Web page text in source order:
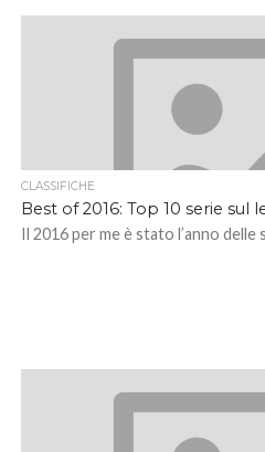
CLASSIFICHE
Best of 2016: Top 10 serie sul
Il 2016 per me è stato l’anno